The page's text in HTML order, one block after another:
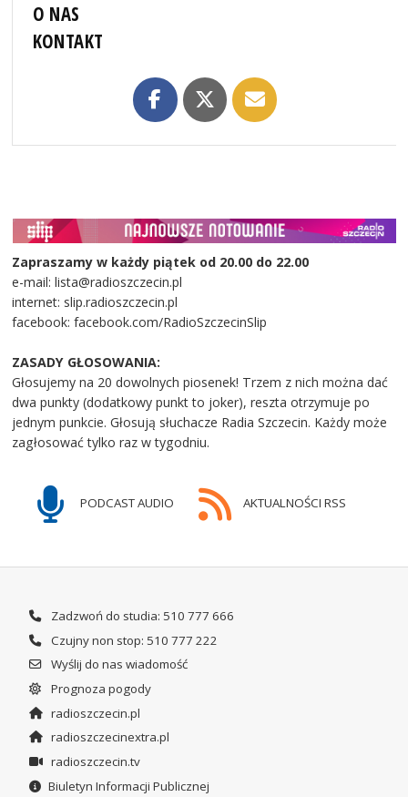
O NAS
KONTAKT
Zapraszamy w każdy piątek od 20.00 do 22.00
e-mail: lista@radioszczecin.pl
internet: slip.radioszczecin.pl
facebook: facebook.com/RadioSzczecinSlip
ZASADY GŁOSOWANIA:
Głosujemy na 20 dowolnych piosenek! Trzem z nich można dać
dwa punkty (dodatkowy punkt to joker), reszta otrzymuje po
jednym punkcie. Głosują słuchacze Radia Szczecin. Każdy może
zagłosować tylko raz w tygodniu.
PODCAST AUDIO AKTUALNOŚCI RSS
Zadzwoń do studia: 510 777 666
Czujny non stop: 510 777 222
Wyślij do nas wiadomość
Prognoza pogody
radioszczecin.pl
radioszczecinextra.pl
radioszczecin.tv
Biuletyn Informacji Publicznej